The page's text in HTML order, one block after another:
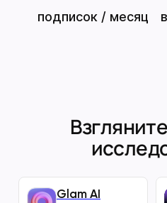
подписок / месяц
Glam AI